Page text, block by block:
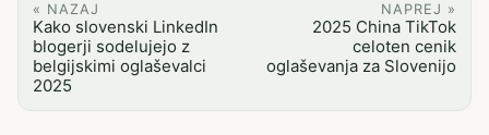
« NAZAJ
Kako slovenski LinkedIn
blogerji sodelujejo z
belgijskimi oglaševalci
2025
NAPREJ »
2025 China TikTok
celoten cenik
oglaševanja za Slovenijo